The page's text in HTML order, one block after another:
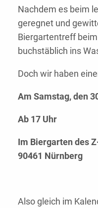
Nachdem es beim
geregnet und
Biergartentreff
buchstäblich ins
Doch wir haben
Am Samstag, den
Ab 17 Uhr
Im Biergarten des
90461 Nürnberg
Also gleich im